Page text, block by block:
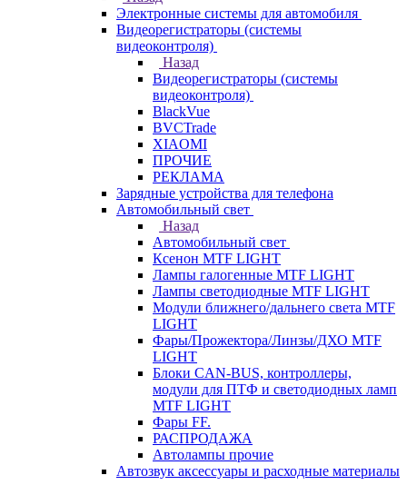
Электронные системы для автомобиля
Видеорегистраторы (системы
видеоконтроля)
Назад
Видеорегистраторы (системы
видеоконтроля)
BlackVue
BVCTrade
XIAOMI
ПРОЧИЕ
РЕКЛАМА
Зарядные устройства для телефона
Автомобильный свет
Назад
Автомобильный свет
Ксенон MTF LIGHT
Лампы галогенные MTF LIGHT
Лампы светодиодные MTF LIGHT
Модули ближнего/дальнего света MTF
LIGHT
Фары/Прожектора/Линзы/ДХО MTF
LIGHT
Блоки CAN-BUS, контроллеры,
модули для ПТФ и светодиодных ламп
MTF LIGHT
Фары FF.
РАСПРОДАЖА
Автолампы прочие
Автозвук аксессуары и расходные материалы